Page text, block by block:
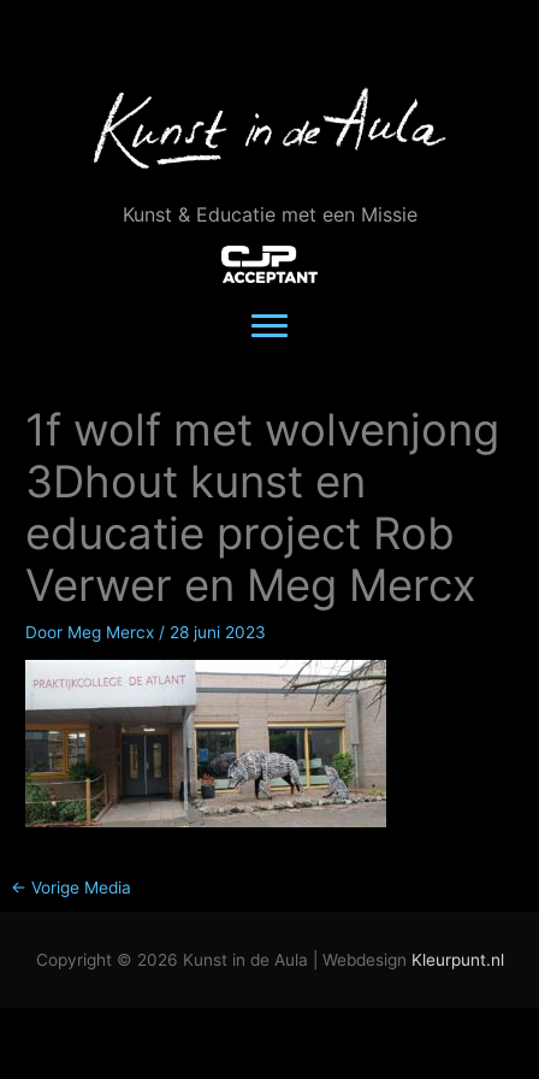
Kunst & Educatie met een Missie
1f wolf met wolvenjong
3Dhout kunst en
educatie project Rob
Verwer en Meg Mercx
Door Meg Mercx / 28 juni 2023
← Vorige Media
Copyright © 2026 Kunst in de Aula | Webdesign Kleurpunt.nl